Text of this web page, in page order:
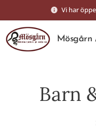
Vi har
Barn